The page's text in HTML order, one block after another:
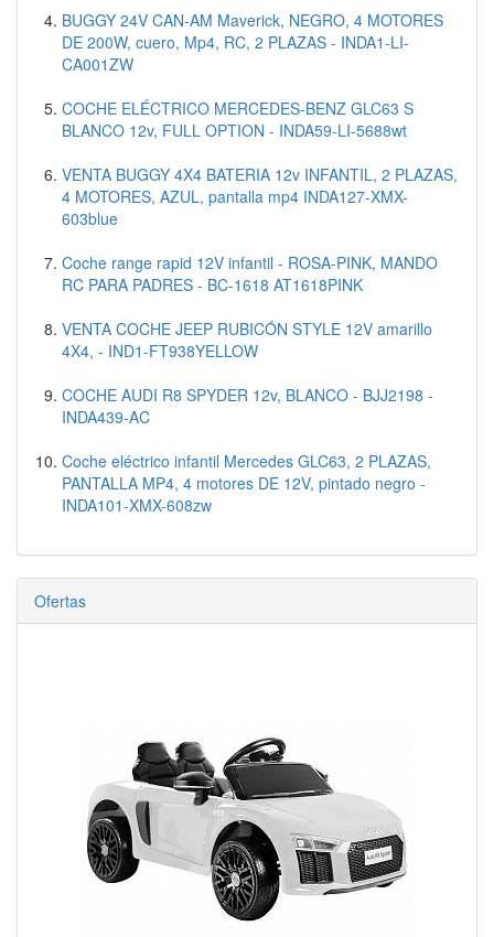
BUGGY 24V CAN-AM Maverick, NEGRO, 4 MOTORES
DE 200W, cuero, Mp4, RC, 2 PLAZAS - INDA1-LI-
CA001ZW
COCHE ELÉCTRICO MERCEDES-BENZ GLC63 S
BLANCO 12v, FULL OPTION - INDA59-LI-5688wt
VENTA BUGGY 4X4 BATERIA 12v INFANTIL, 2 PLAZAS,
4 MOTORES, AZUL, pantalla mp4 INDA127-XMX-
603blue
Coche range rapid 12V infantil - ROSA-PINK, MANDO
RC PARA PADRES - BC-1618 AT1618PINK
VENTA COCHE JEEP RUBICÓN STYLE 12V amarillo
4X4, - IND1-FT938YELLOW
COCHE AUDI R8 SPYDER 12v, BLANCO - BJJ2198 -
INDA439-AC
Coche eléctrico infantil Mercedes GLC63, 2 PLAZAS,
PANTALLA MP4, 4 motores DE 12V, pintado negro -
INDA101-XMX-608zw
Ofertas